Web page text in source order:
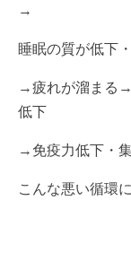
→
睡眠の質が低下
→疲れが溜まる
低下
→免疫力低下・
こんな悪い循環